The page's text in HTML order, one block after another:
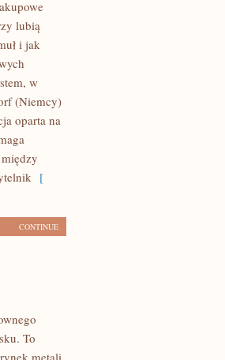
lubią
i jak
w
(Niemcy)
oparta na
[
CONTINUE
To
metali,